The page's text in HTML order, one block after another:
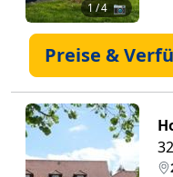
1/ 4 📷
Preise &